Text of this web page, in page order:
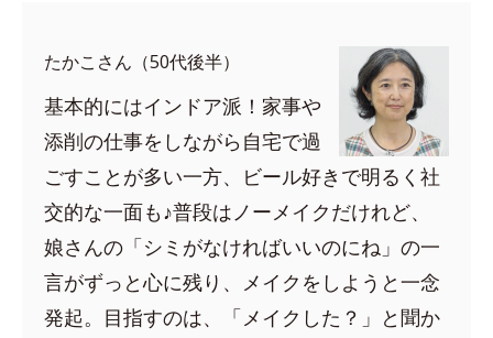
たかこさん（50代後半）
基本的にはインドア派！家事や
添削の仕事をしながら自宅で過
ごすことが多い一方、ビール好きで明るく社
交的な一面も♪普段はノーメイクだけれど、
娘さんの「シミがなければいいのにね」の一
言がずっと心に残り、メイクをしようと一念
発起。目指すのは、「メイクした？」と聞か